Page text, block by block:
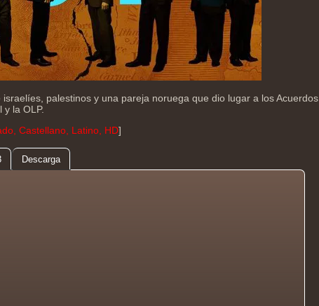
palestinos y una pareja noruega que dio lugar a los Acuerdos
la OLP.
Castellano, Latino, HD]
Descarga